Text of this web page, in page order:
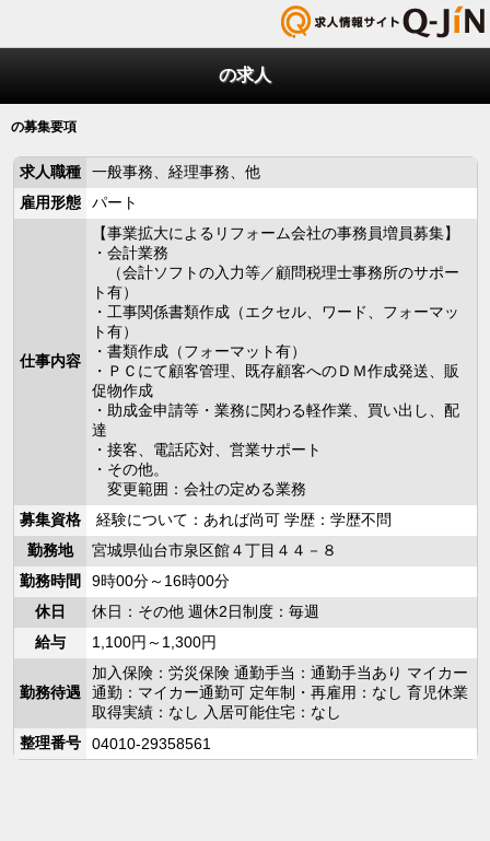
の求人
の募集要項
求人職種
一般事務、経理事務、他
雇用形態
パート
仕事内容
【事業拡大によるリフォーム会社の事務員増員募集】
・会計業務
（会計ソフトの入力等／顧問税理士事務所のサポー
ト有）
・工事関係書類作成（エクセル、ワード、フォーマッ
ト有）
・書類作成（フォーマット有）
・ＰＣにて顧客管理、既存顧客へのＤＭ作成発送、販
促物作成
・助成金申請等・業務に関わる軽作業、買い出し、配
達
・接客、電話応対、営業サポート
・その他。
変更範囲：会社の定める業務
募集資格
経験について：あれば尚可 学歴：学歴不問
勤務地
宮城県仙台市泉区館４丁目４４－８
勤務時間
9時00分～16時00分
休日
休日：その他 週休2日制度：毎週
給与
1,100円～1,300円
勤務待遇
加入保険：労災保険 通勤手当：通勤手当あり マイカー
通勤：マイカー通勤可 定年制・再雇用：なし 育児休業
取得実績：なし 入居可能住宅：なし
整理番号
04010-29358561